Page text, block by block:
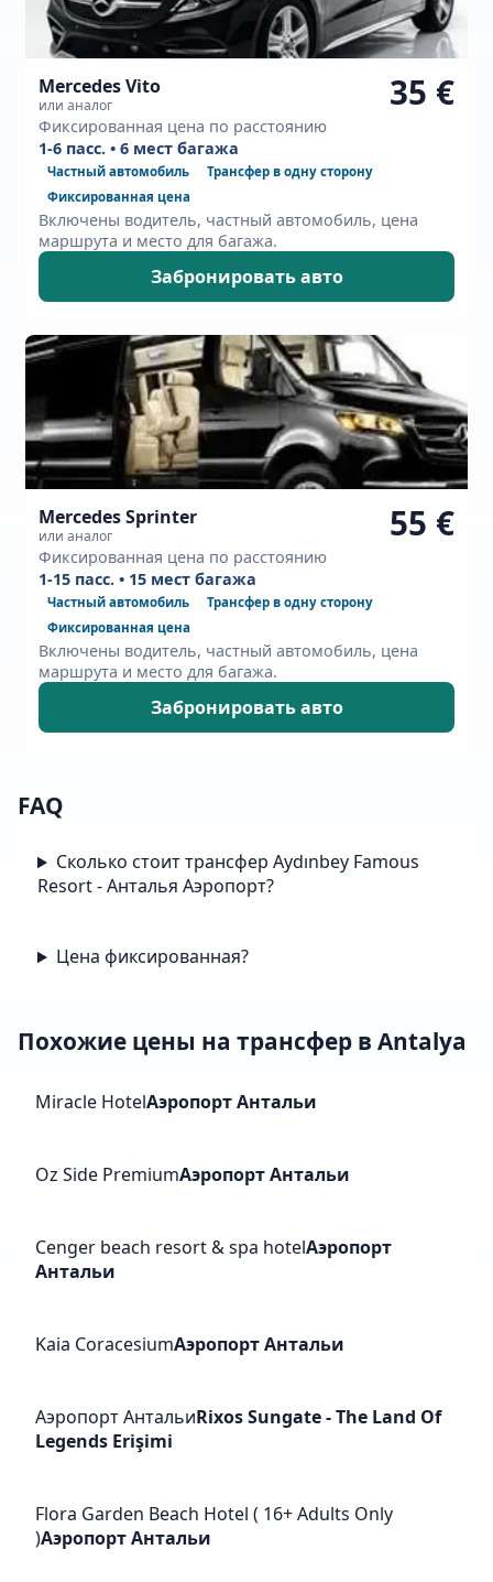
Mercedes Vito
или аналог
Фиксированная цена по расстоянию
35 €
1-6 пасс. • 6 мест багажа
Частный автомобиль
Трансфер в одну сторону
Фиксированная цена
Включены водитель, частный автомобиль, цена
маршрута и место для багажа.
Забронировать авто
Mercedes Sprinter
или аналог
Фиксированная цена по расстоянию
55 €
1-15 пасс. • 15 мест багажа
Частный автомобиль
Трансфер в одну сторону
Фиксированная цена
Включены водитель, частный автомобиль, цена
маршрута и место для багажа.
Забронировать авто
FAQ
Сколько стоит трансфер Aydınbey Famous
Resort - Анталья Аэропорт?
Цена фиксированная?
Похожие цены на трансфер в Antalya
Miracle HotelАэропорт Антальи
Oz Side PremiumАэропорт Антальи
Cenger beach resort & spa hotelАэропорт
Антальи
Kaia CoracesiumАэропорт Антальи
Аэропорт АнтальиRixos Sungate - The Land Of
Legends Erişimi
Flora Garden Beach Hotel ( 16+ Adults Only
)Аэропорт Антальи